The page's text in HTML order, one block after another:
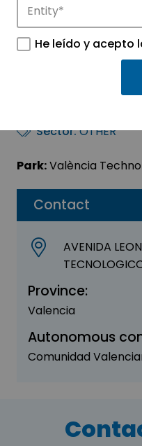
Contact
AVENIDA
Province:
Valencia
Autonomous
Comunidad
INDEA
Sector:OTHER
Park:València
He leído y acepto